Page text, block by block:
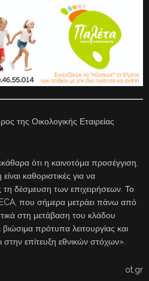
της Οικολογικής Εταιρείας
ότι η καινοτόμα προσέγγιση,
καθοριστικές για να
δέσμευση των επιχειρήσεων. Το
που σήμερα μετράει πάνω από
στη μετάβαση του κλάδου
πρότυπα λειτουργίας και
στην επίτευξη εθνικών στόχων».
ot.gr